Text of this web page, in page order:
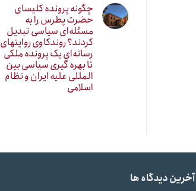
چگونه پرونده کلیسای
حضرت پطرس را به
مسئله‌ای سیاسی تبدیل
کردند؟ روندکاوی روایتهای
رسانه‌ایِ یک پرونده ملکی
تا بهره گیری سیاسی بین
المللی علیه ایران و نظام
اسلامی
آخرین دیدگاه ها